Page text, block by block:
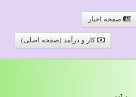
صفحه اخبار
کار و درآمد (صفحه اصلی)